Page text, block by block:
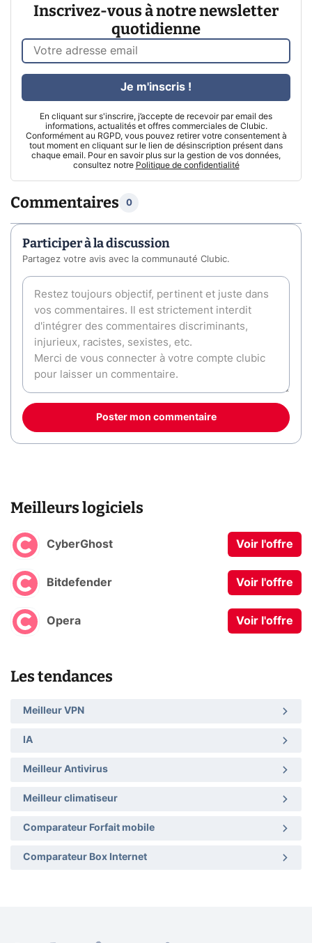
Inscrivez-vous à notre newsletter
quotidienne
En cliquant sur s'inscrire, j’accepte de recevoir par email des
informations, actualités et offres commerciales de Clubic.
Conformément au RGPD, vous pouvez retirer votre consentement à
tout moment en cliquant sur le lien de désinscription présent dans
chaque email. Pour en savoir plus sur la gestion de vos données,
consultez notre Politique de confidentialité
Je m'inscris !
Commentaires 0
Participer à la discussion
Partagez votre avis avec la communauté Clubic.
Poster mon commentaire
Meilleurs logiciels
CyberGhost Voir l'offre
Bitdefender Voir l'offre
Opera Voir l'offre
Les tendances
Meilleur VPN
IA
Meilleur Antivirus
Meilleur climatiseur
Comparateur Forfait mobile
Comparateur Box Internet